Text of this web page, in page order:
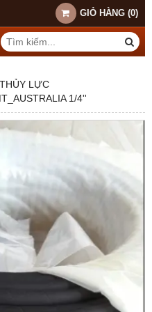
GIỎ HÀNG (0)
LỰC
1/4''